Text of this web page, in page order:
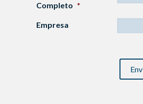
Completo *
Empresa